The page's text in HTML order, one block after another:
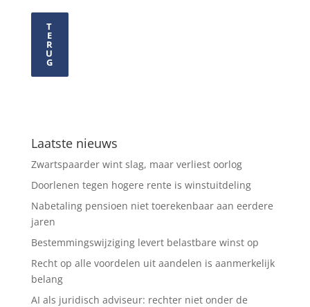
T
E
R
U
G
Laatste nieuws
Zwartspaarder wint slag, maar verliest oorlog
Doorlenen tegen hogere rente is winstuitdeling
Nabetaling pensioen niet toerekenbaar aan eerdere
jaren
Bestemmingswijziging levert belastbare winst op
Recht op alle voordelen uit aandelen is aanmerkelijk
belang
AI als juridisch adviseur: rechter niet onder de